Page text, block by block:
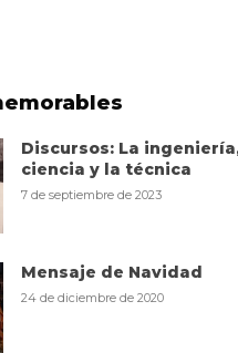
Discursos: La
ciencia y la técnica
7 de septiembre de 2023
Mensaje de Navidad
24 de diciembre de 2020